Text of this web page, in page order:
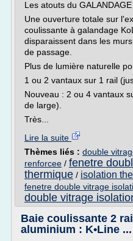
Les atouts du
Une ouverture totale sur
coulissante à galandage
disparaissent dans les
de passage.
Plus de lumière naturelle
1 ou 2 vantaux sur 1 rail
Nouveau : 2 ou 4 vantaux
de large).
Très...
Lire la suite
Thèmes liés : double
renforcee / fenetre
thermique / isolation
fenetre double vitrage
double vitrage
Baie coulissante 2
aluminium : K•Line ...